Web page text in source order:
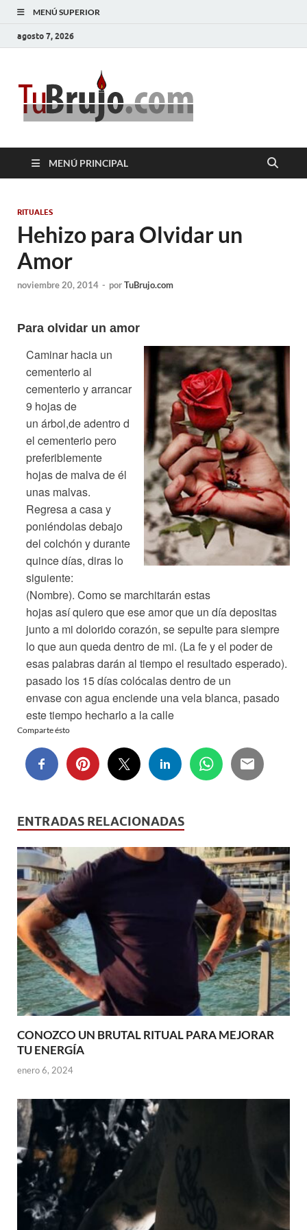
MENÚ SUPERIOR
agosto 7, 2026
MENÚ PRINCIPAL
RITUALES
Hehizo para Olvidar un
Amor
noviembre 20, 2014 - porTuBrujo.com
Para olvidar un amor
Caminar hacia un
cementerio al
cementerio y arrancar
9 hojas de
unárbol,deadentro d
el cementerio pero
preferiblemente
hojas de malva de él
unas malvas.
Regresa a casa y
poniéndolas debajo
del colchón y durante
quince días, diras lo
siguiente:
(Nombre). Como se marchitarán estas
hojasasíquiero que ese amor que undíadepositas
junto a mi dolorido corazón, se sepulte para siempre
lo que aun queda dentro de mi. (La fe y el poder de
esas palabras darán al tiempo el resultado esperado).
pasado los 15díascolócalasdentro de un
envase con agua enciende una vela blanca, pasado
este tiempo hecharlo a la calle
Comparte ésto
ENTRADAS RELACIONADAS
CONOZCO UN BRUTAL RITUAL PARA MEJORAR
TU ENERGÍA
enero 6, 2024